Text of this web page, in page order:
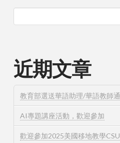
近期文章
教育部選送華語助理/華語教師
AI專題講座活動，歡迎參加
歡迎參加2025美國移地教學